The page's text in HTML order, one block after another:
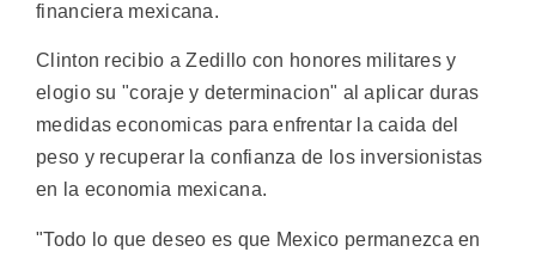
financiera mexicana.
Clinton recibio a Zedillo con honores militares y
elogio su "coraje y determinacion" al aplicar duras
medidas economicas para enfrentar la caida del
peso y recuperar la confianza de los inversionistas
en la economia mexicana.
"Todo lo que deseo es que Mexico permanezca en